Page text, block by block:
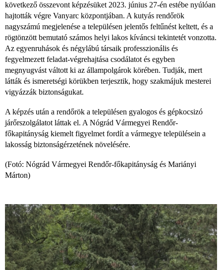
következő összevont képzésüket 2023. június 27-én estébe nyúlóan
hajtották végre Vanyarc központjában. A kutyás rendőrök
nagyszámú megjelenése a településen jelentős feltűnést keltett, és a
rögtönzött bemutató számos helyi lakos kíváncsi tekintetét vonzotta.
Az egyenruhások és négylábú társaik professzionális és
fegyelmezett feladat-végrehajtása csodálatot és egyben
megnyugvást váltott ki az állampolgárok körében. Tudják, mert
látták és ismeretségi körükben terjesztik, hogy szakmájuk mesterei
vigyázzák biztonságukat.
A képzés után a rendőrök a településen gyalogos és gépkocsizó
járőrszolgálatot láttak el. A Nógrád Vármegyei Rendőr-
főkapitányság kiemelt figyelmet fordít a vármegye településein a
lakosság biztonságérzetének növelésére.
(Fotó: Nógrád Vármegyei Rendőr-főkapitányság és Mariányi
Márton)